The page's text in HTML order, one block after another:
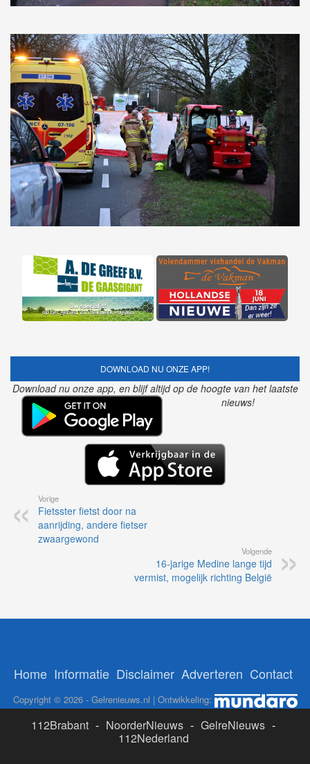
DOWNLOAD NU ONZE APP!
Download nu onze app, en blijf altijd op de hoogte van het laatste
nieuws!
Vorige
Fietsster fietst door na
aanrijding, andere fietser
zwaargewond
Volgende
16-jarige Medine lange tijd
vermist, mogelijk richting België
Home Informatie Disclaimer Adverteren Contact
Copyright © 2026 - Gelrenieuws.nl | Ontwikkeling:
112Brabant - NoorderNieuws - GelreNieuws -
112Nederland